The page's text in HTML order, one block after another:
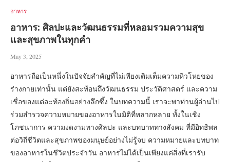
อาหาร
อาหาร: ศิลปะและวัฒนธรรมที่หลอมรวมความสุข
และสุขภาพในทุกคำ
May 3, 2025
อาหารถือเป็นหนึ่งในปัจจัยสำคัญที่ไม่เพียงเติมเต็มความหิวโหยของ
ร่างกายเท่านั้น แต่ยังสะท้อนถึงวัฒนธรรม ประวัติศาสตร์ และความ
เชื่อของแต่ละท้องถิ่นอย่างลึกซึ้ง ในบทความนี้ เราจะพาท่านผู้อ่านไป
ร่วมสำรวจความหมายของอาหารในมิติที่หลากหลาย ทั้งในเชิง
โภชนาการ ความงดงามทางศิลปะ และบทบาททางสังคม ที่มีอิทธิพล
ต่อวิถีชีวิตและสุขภาพของมนุษย์อย่างไม่รู้จบ ความหมายและบทบาท
ของอาหารในชีวิตประจำวัน อาหารไม่ได้เป็นเพียงแค่สิ่งที่เรารับ